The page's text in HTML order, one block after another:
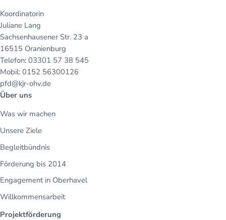
Koordinatorin
Juliane Lang
Sachsenhausener Str. 23 a
16515 Oranienburg
Telefon: 03301 57 38 545
Mobil: 0152 56300126
pfd@kjr-ohv.de
Über uns
Was wir machen
Unsere Ziele
Begleitbündnis
Förderung bis 2014
Engagement in Oberhavel
Willkommensarbeit
Projektförderung